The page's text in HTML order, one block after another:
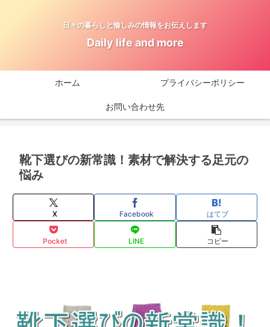
日々の暮らしと愉しみの情報をお伝えします
Daily life and more
ホーム プライバシーポリシー
お問い合わせ先
靴下選びの新常識！素材で解決する足元の
悩み
X Facebook はてブ
Pocket LINE コピー